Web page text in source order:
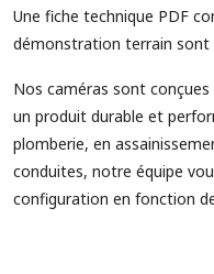
Une fiche technique PDF
démonstration terrain sont
Nos caméras sont
un produit durable et
plomberie, en
conduites, notre équipe
configuration en fonction